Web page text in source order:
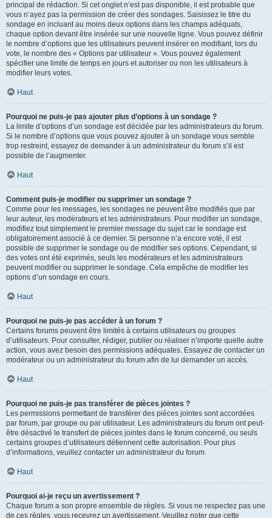
principal de rédaction. Si cet onglet n’est pas disponible, il est probable que
vous n’ayez pas la permission de créer des sondages. Saisissez le titre du
sondage en incluant au moins deux options dans les champs adéquats,
chaque option devant être insérée sur une nouvelle ligne. Vous pouvez définir
le nombre d’options que les utilisateurs peuvent insérer en modifiant, lors du
vote, le nombre des « Options par utilisateur ». Vous pouvez également
spécifier une limite de temps en jours et autoriser ou non les utilisateurs à
modifier leurs votes.
Haut
Pourquoi ne puis-je pas ajouter plus d’options à un sondage ?
La limite d’options d’un sondage est décidée par les administrateurs du forum.
Si le nombre d’options que vous pouvez ajouter à un sondage vous semble
trop restreint, essayez de demander à un administrateur du forum s’il est
possible de l’augmenter.
Haut
Comment puis-je modifier ou supprimer un sondage ?
Comme pour les messages, les sondages ne peuvent être modifiés que par
leur auteur, les modérateurs et les administrateurs. Pour modifier un sondage,
modifiez tout simplement le premier message du sujet car le sondage est
obligatoirement associé à ce dernier. Si personne n’a encore voté, il est
possible de supprimer le sondage ou de modifier ses options. Cependant, si
des votes ont été exprimés, seuls les modérateurs et les administrateurs
peuvent modifier ou supprimer le sondage. Cela empêche de modifier les
options d’un sondage en cours.
Haut
Pourquoi ne puis-je pas accéder à un forum ?
Certains forums peuvent être limités à certains utilisateurs ou groupes
d’utilisateurs. Pour consulter, rédiger, publier ou réaliser n’importe quelle autre
action, vous avez besoin des permissions adéquates. Essayez de contacter un
modérateur ou un administrateur du forum afin de lui demander un accès.
Haut
Pourquoi ne puis-je pas transférer de pièces jointes ?
Les permissions permettant de transférer des pièces jointes sont accordées
par forum, par groupe ou par utilisateur. Les administrateurs du forum ont peut-
être désactivé le transfert de pièces jointes dans le forum concerné, ou seuls
certains groupes d’utilisateurs détiennent cette autorisation. Pour plus
d’informations, veuillez contacter un administrateur du forum.
Haut
Pourquoi ai-je reçu un avertissement ?
Chaque forum a son propre ensemble de règles. Si vous ne respectez pas une
de ces règles, vous recevrez un avertissement. Veuillez noter que cette